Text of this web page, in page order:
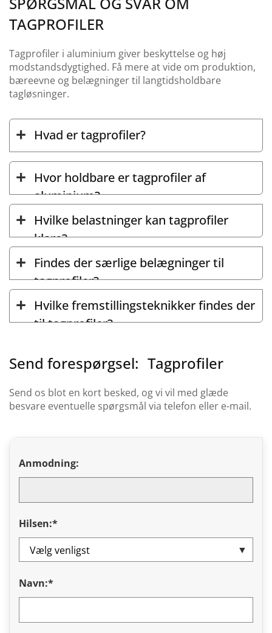
TAGPROFILER
Tagprofiler i aluminium giver beskyttelse og høj
modstandsdygtighed. Få mere at vide om produktion,
bæreevne og belægninger til langtidsholdbare
tagløsninger.
Hvad er tagprofiler?
Hvor holdbare er tagprofiler af
aluminium?
Hvilke belastninger kan tagprofiler
klare?
Findes der særlige belægninger til
tagprofiler?
Hvilke fremstillingsteknikker findes der
til tagprofiler?
Send forespørgsel: Tagprofiler
Send os blot en kort besked, og vi vil med glæde
besvare eventuelle spørgsmål via telefon eller e-mail.
Anmodning:
Hilsen:*
Navn:*